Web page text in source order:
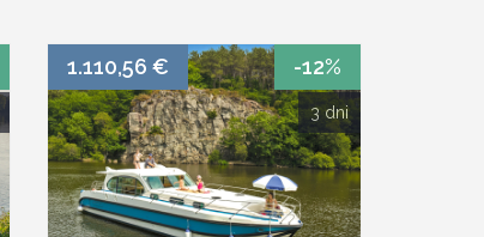
1.110,56 € -12%
3 dni